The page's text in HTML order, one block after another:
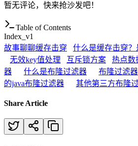
暂无评论，快来抢沙发吧！
Table of Contents
Index_v1
故事聊聊缓存击穿
什么是缓存击穿？
无效key值处理
互斥锁方案 热点数
器
什么是布隆过滤器 布隆过滤
的java布隆过滤器
其他第三方布隆
Share Article